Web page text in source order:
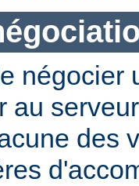
négocier
au
des